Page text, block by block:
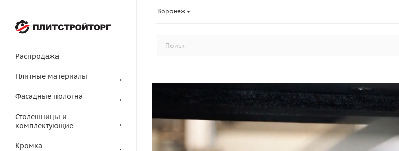
Воронеж
Распродажа
Плитные материалы
Фасадные полотна
Столешницы и
комплектующие
Кромка